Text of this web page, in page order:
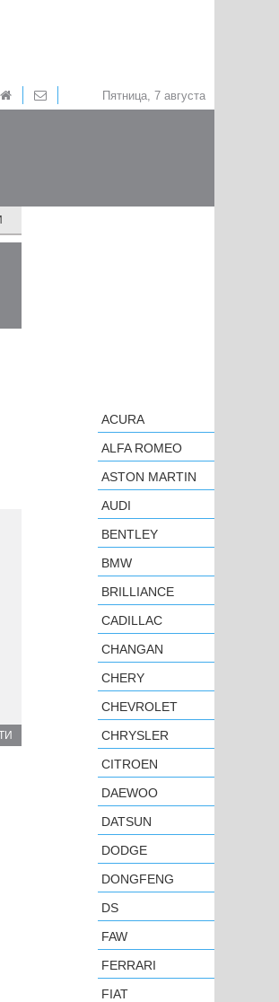
Пятница, 7 августа
ACURA
ALFA ROMEO
ASTON MARTIN
AUDI
BENTLEY
BMW
BRILLIANCE
CADILLAC
CHANGAN
CHERY
CHEVROLET
CHRYSLER
CITROEN
DAEWOO
DATSUN
DODGE
DONGFENG
DS
FAW
FERRARI
FIAT